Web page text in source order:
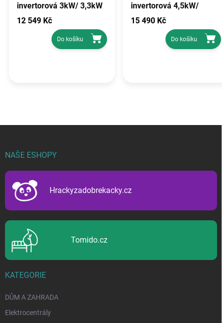
invertorová 3kW/ 3,3kW
KD681
12 549 Kč
Do košíku
invertorová 4,5kW/
4,9kW KD686
15 490 Kč
Do košíku
NAŠE ESHOPY
Hrackyzadobrekacky.cz
Tomido.cz
KATEGORIE
DŮM A ZAHRADA
Elektrocentrály